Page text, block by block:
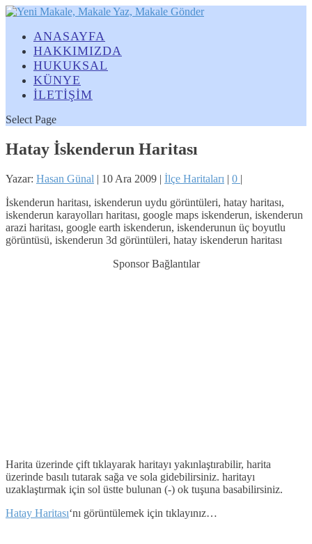
ANASAYFA
HAKKIMIZDA
HUKUKSAL
KÜNYE
İLETİŞİM
Select Page
Hatay İskenderun Haritası
Yazar: Hasan Günal | 10 Ara 2009 | İlçe Haritaları | 0 |
İskenderun haritası, iskenderun uydu görüntüleri, hatay haritası,
iskenderun karayolları haritası, google maps iskenderun, iskenderun
arazi haritası, google earth iskenderun, iskenderunun üç boyutlu
görüntüsü, iskenderun 3d görüntüleri, hatay iskenderun haritası
Sponsor Bağlantılar
Harita üzerinde çift tıklayarak haritayı yakınlaştırabilir, harita
üzerinde basılı tutarak sağa ve sola gidebilirsiniz. haritayı
uzaklaştırmak için sol üstte bulunan (-) ok tuşuna basabilirsiniz.
Hatay Haritası‘nı görüntülemek için tıklayınız…